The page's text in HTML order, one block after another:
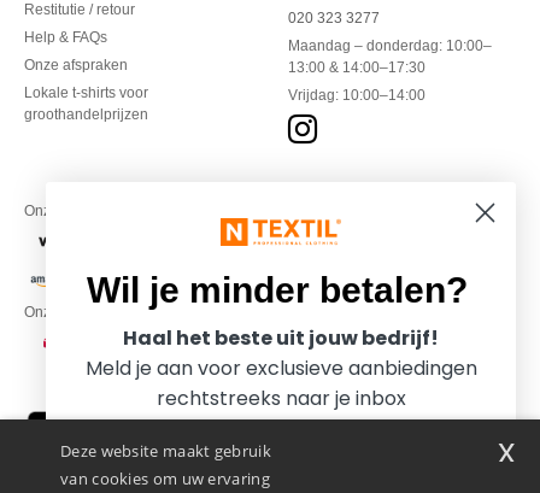
Restitutie / retour
Help & FAQs
Onze afspraken
Lokale t-shirts voor
groothandelprijzen
020 323 3277
Maandag – donderdag: 10:00–
13:00 & 14:00–17:30
Vrijdag: 10:00–14:00
Onze financiële partners
Onze transporteurs
Deze website maakt gebruik
van cookies om uw ervaring
x
Wil je minder betalen?
Haal het beste uit jouw bedrijf!
Meld je aan voor exclusieve aanbiedingen
rechtstreeks naar je inbox